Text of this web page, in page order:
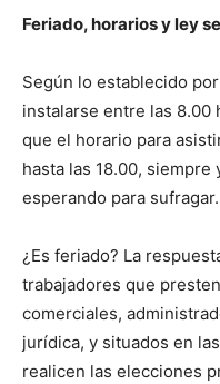
Feriado, horarios y ley
Según lo establecido
instalarse entre las 8.00
que el horario para
hasta las 18.00,
esperando para sufragar.
¿Es feriado? La
trabajadores que
comerciales,
jurídica, y situados en
realicen las elecciones